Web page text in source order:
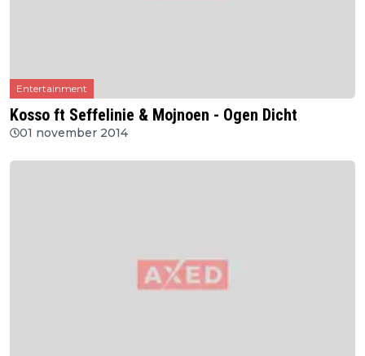
Entertainment
Kosso ft Seffelinie & Mojnoen - Ogen Dicht
01 november 2014